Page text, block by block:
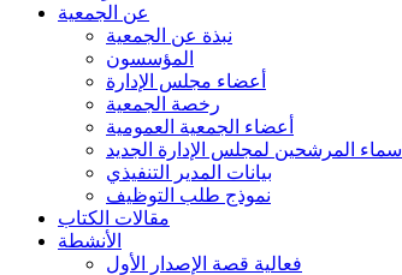
عن الجمعية
نبذة عن الجمعية
المؤسسون
أعضاء مجلس الإدارة
رخصة الجمعية
أعضاء الجمعية العمومية
أسماء المرشحين لمجلس الإدارة الجديد
بيانات المدير التنفيذي
نموذج طلب التوظيف
مقالات الكتاب
الأنشطة
فعالية قصة الإصدار الأول